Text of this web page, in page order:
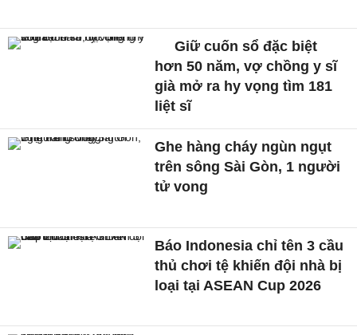
Giữ cuốn sổ đặc biệt
hơn 50 năm, vợ chồng y sĩ
già mở ra hy vọng tìm 181
liệt sĩ
Ghe hàng cháy ngùn ngụt
trên sông Sài Gòn, 1 người
tử vong
Báo Indonesia chỉ tên 3 cầu
thủ chơi tệ khiến đội nhà bị
loại tại ASEAN Cup 2026